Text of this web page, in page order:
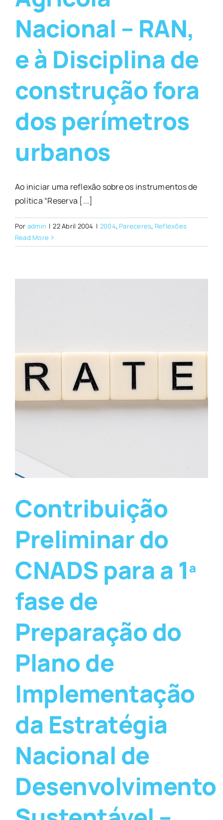
Nacional – RAN,
e à Disciplina de
construção fora
dos perímetros
urbanos
Ao iniciar uma reflexão sobre os instrumentos de
política “Reserva [...]
Por admin | 22 Abril 2004 | 2004, Pareceres, Reflexões
Read More
Contribuição
Preliminar do
CNADS para a 1ª
fase de
Preparação do
Plano de
Implementação
da Estratégia
Nacional de
Desenvolvimento